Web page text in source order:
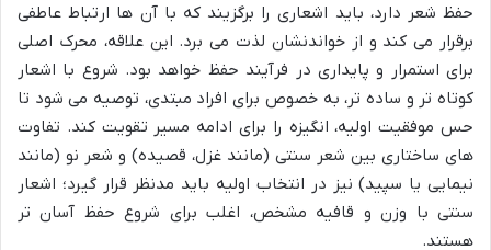
حفظ شعر دارد، باید اشعاری را برگزیند که با آن ها ارتباط عاطفی
برقرار می کند و از خواندنشان لذت می برد. این علاقه، محرک اصلی
برای استمرار و پایداری در فرآیند حفظ خواهد بود. شروع با اشعار
کوتاه تر و ساده تر، به خصوص برای افراد مبتدی، توصیه می شود تا
حس موفقیت اولیه، انگیزه را برای ادامه مسیر تقویت کند. تفاوت
های ساختاری بین شعر سنتی (مانند غزل، قصیده) و شعر نو (مانند
نیمایی یا سپید) نیز در انتخاب اولیه باید مدنظر قرار گیرد؛ اشعار
سنتی با وزن و قافیه مشخص، اغلب برای شروع حفظ آسان تر
هستند.